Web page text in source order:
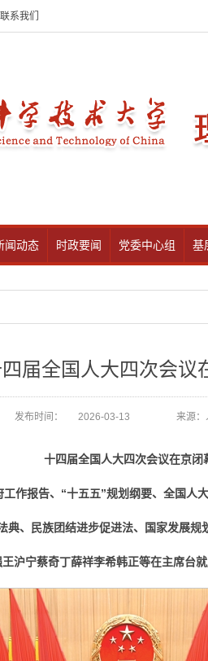
联系我们
闻动态 时政要闻 党委中心组 基
届全国人大四次会议
发布时间： 2026-03-13 来源：
十四届全国人大四次会议在京闭
工作报告、“十五五”规划纲要、全国人
典、民族团结进步促进法、国家发展规
沪宁蔡奇丁薛祥李希韩正等在主席台